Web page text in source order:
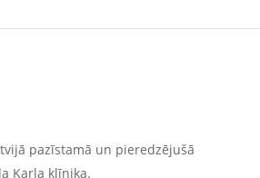
pazīstamā un pieredzējušā
Karla klīnika.